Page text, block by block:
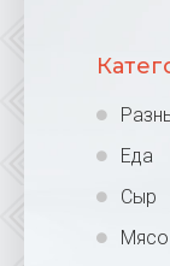
Еда
Сыр
Мясо